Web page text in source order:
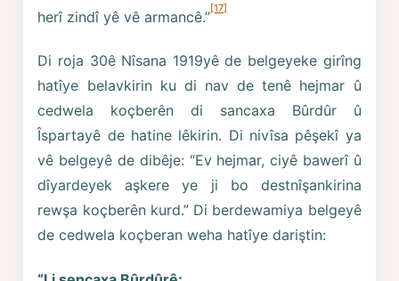
herî zindî yê vê armancê.”[17]
Di roja 30ê Nîsana 1919yê de belgeyeke girîng
hatîye belavkirin ku di nav de tenê hejmar û
cedwela koçberên di sancaxa Bûrdûr û
Îspartayê de hatine lêkirin. Di nivîsa pêşekî ya
vê belgeyê de dibêje: “Ev hejmar, ciyê bawerî û
dîyardeyek aşkere ye ji bo destnîşankirina
rewşa koçberên kurd.” Di berdewamiya belgeyê
de cedwela koçberan weha hatîye dariştin: